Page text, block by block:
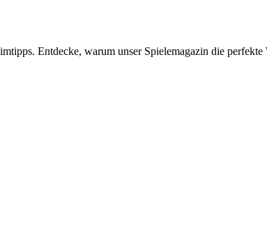
Entdecke, warum unser Spielemagazin die